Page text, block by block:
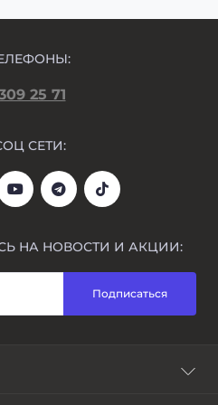
25 71
СЕТИ:
НА НОВОСТИ И АКЦИИ:
Подписаться